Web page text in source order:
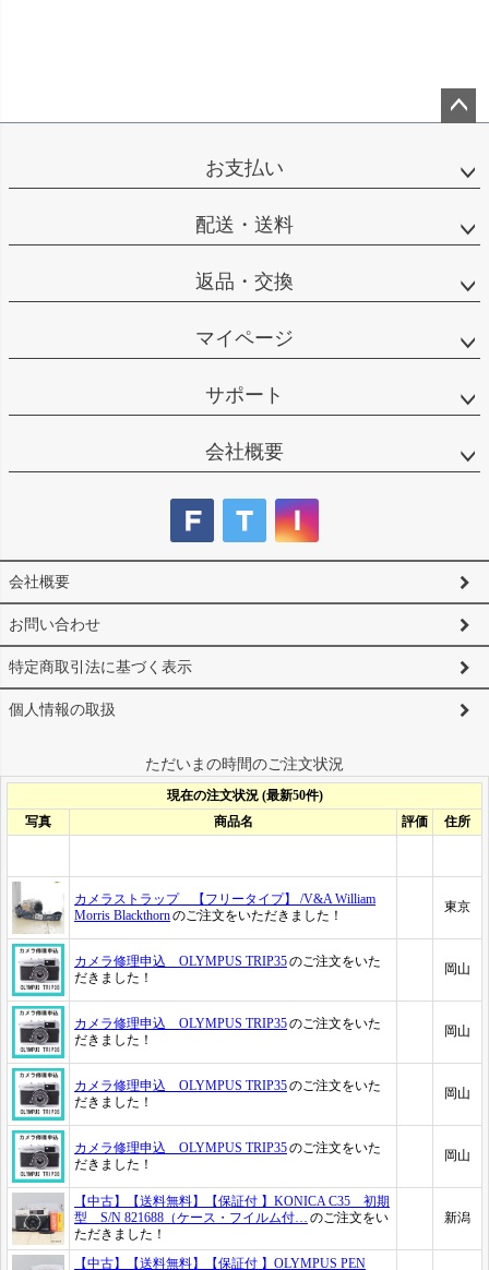
ップ
お支払い
配送・送料
返品・交換
マイページ
サポート
会社概要
会社概要
お問い合わせ
特定商取引法に基づく表示
個人情報の取扱
ただいまの時間のご注文状況